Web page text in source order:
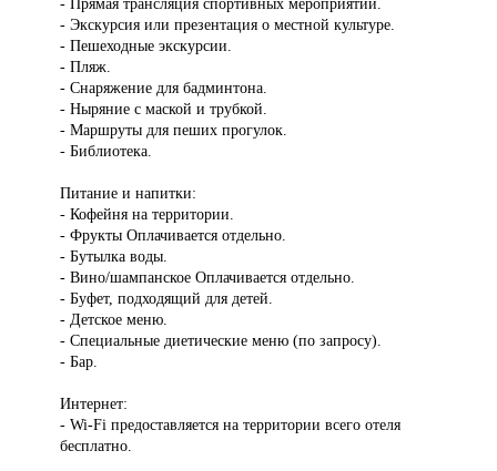
- Прямая трансляция спортивных мероприятий.
- Экскурсия или презентация о местной культуре.
- Пешеходные экскурсии.
- Пляж.
- Снаряжение для бадминтона.
- Ныряние с маской и трубкой.
- Маршруты для пеших прогулок.
- Библиотека.
Питание и напитки:
- Кофейня на территории.
- Фрукты Оплачивается отдельно.
- Бутылка воды.
- Вино/шампанское Оплачивается отдельно.
- Буфет, подходящий для детей.
- Детское меню.
- Специальные диетические меню (по запросу).
- Бар.
Интернет:
- Wi-Fi предоставляется на территории всего отеля
бесплатно.